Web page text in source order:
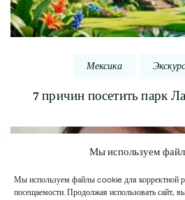
Мы используем
Мы используем файлы cookie для корректной
посещаемости. Продолжая использовать сайт,
Мексика
7 причин посетить парк